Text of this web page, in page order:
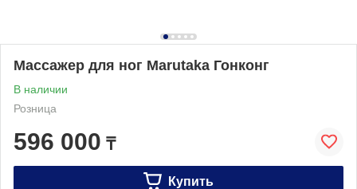
Массажер для ног Marutaka Гонконг
В наличии
Розница
596 000 ₸
Купить